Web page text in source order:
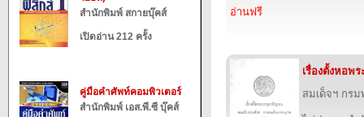
สำนักพิมพ์ สกายบุ๊คส์
เปิดอ่าน 212 ครั้ง
คู่มือคำศัพท์คอมพิวเตอร์
สำนักพิมพ์ เอส.พี.ซี บุ๊คส์
อ่านฟรี
เรื่องตั้งหอพ
สมเด็จฯ กร